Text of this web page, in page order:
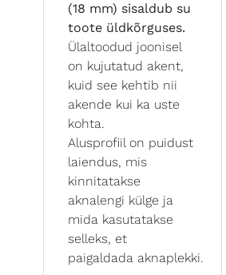
(18 mm) sisaldub su
toote üldkõrguses.
Ülaltoodud joonisel
on kujutatud akent,
kuid see kehtib nii
akende kui ka uste
kohta.
Alusprofiil on puidust
laiendus, mis
kinnitatakse
aknalengi külge ja
mida kasutatakse
selleks, et
paigaldada aknaplekki.